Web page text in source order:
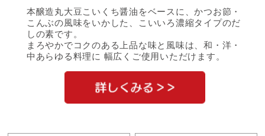
本醸造丸大豆こいくち醤油をベースに、かつお節・
こんぶの風味をいかした、こいいろ濃縮タイプのだ
しの素です。
まろやかでコクのある上品な味と風味は、和・洋・
中あらゆる料理に 幅広くご使用いただけます。